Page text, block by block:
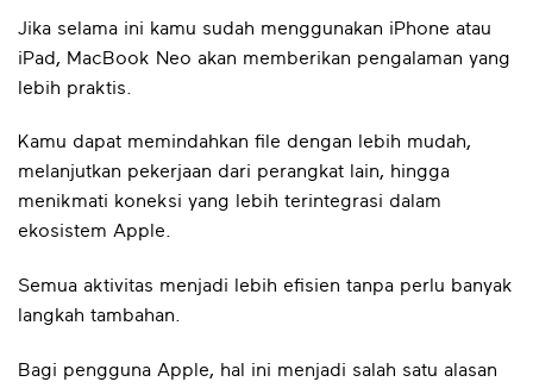
Jika selama ini kamu sudah menggunakan iPhone atau
iPad, MacBook Neo akan memberikan pengalaman yang
lebih praktis.
Kamu dapat memindahkan file dengan lebih mudah,
melanjutkan pekerjaan dari perangkat lain, hingga
menikmati koneksi yang lebih terintegrasi dalam
ekosistem Apple.
Semua aktivitas menjadi lebih efisien tanpa perlu banyak
langkah tambahan.
Bagi pengguna Apple, hal ini menjadi salah satu alasan